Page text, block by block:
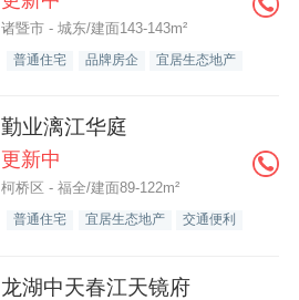
诸暨市 - 城东/建面143-143m²
普通住宅 品牌房企 宜居生态地产
勤业漓江华庭
更新中
柯桥区 - 福全/建面89-122m²
普通住宅 宜居生态地产 交通便利
龙湖中天春江天镜府